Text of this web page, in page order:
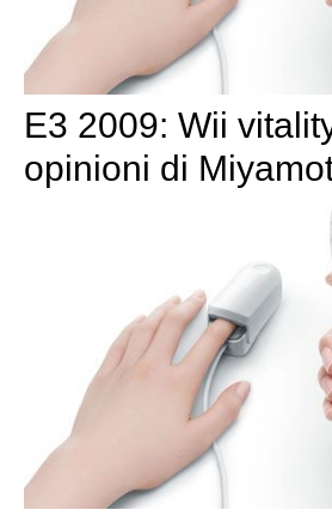
E3 2009: Wii
opinioni di